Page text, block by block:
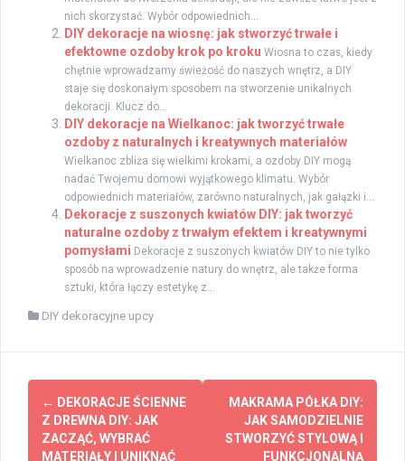
nich skorzystać. Wybór odpowiednich...
DIY dekoracje na wiosnę: jak stworzyć trwałe i
efektowne ozdoby krok po kroku Wiosna to czas, kiedy
chętnie wprowadzamy świeżość do naszych wnętrz, a DIY
staje się doskonałym sposobem na stworzenie unikalnych
dekoracji. Klucz do...
DIY dekoracje na Wielkanoc: jak tworzyć trwałe
ozdoby z naturalnych i kreatywnych materiałów
Wielkanoc zbliża się wielkimi krokami, a ozdoby DIY mogą
nadać Twojemu domowi wyjątkowego klimatu. Wybór
odpowiednich materiałów, zarówno naturalnych, jak gałązki i...
Dekoracje z suszonych kwiatów DIY: jak tworzyć
naturalne ozdoby z trwałym efektem i kreatywnymi
pomysłami Dekoracje z suszonych kwiatów DIY to nie tylko
sposób na wprowadzenie natury do wnętrz, ale także forma
sztuki, która łączy estetykę z...
DIY dekoracyjne upcy
Zobacz
wpisy
← DEKORACJE ŚCIENNE
Z DREWNA DIY: JAK
ZACZĄĆ, WYBRAĆ
MATERIAŁY I UNIKNĄĆ
MAKRAMA PÓŁKA DIY:
JAK SAMODZIELNIE
STWORZYĆ STYLOWĄ I
FUNKCJONALNĄ